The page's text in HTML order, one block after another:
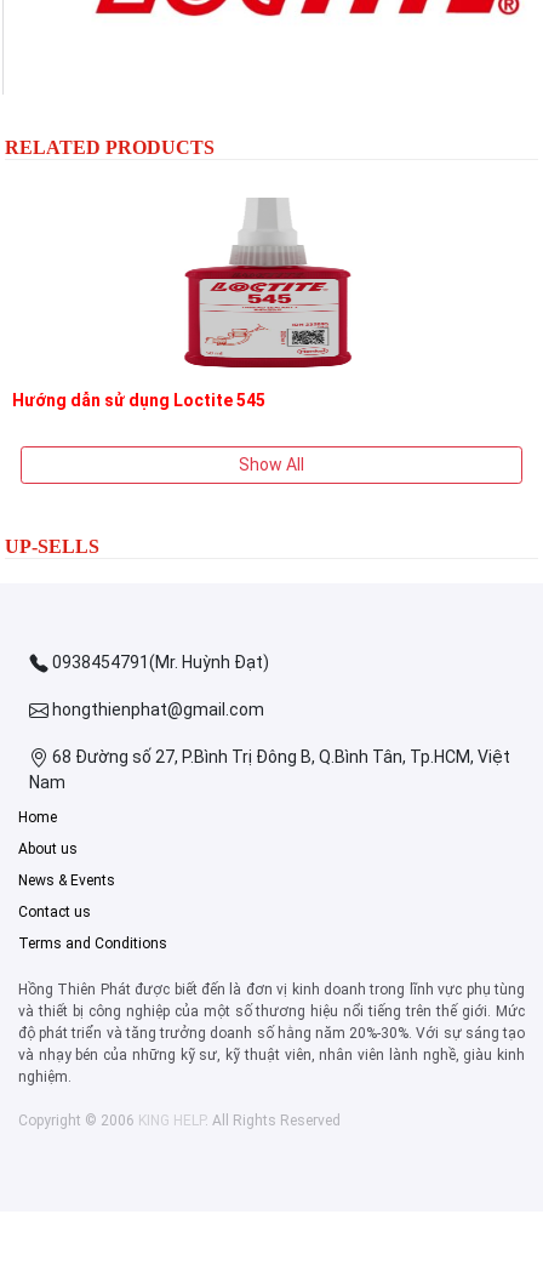
RELATED PRODUCTS
Hướng dẫn sử dụng Loctite 545
Show All
UP-SELLS
0938454791(Mr. Huỳnh Đạt)
hongthienphat@gmail.com
68 Đường số 27, P.Bình Trị Đông B, Q.Bình Tân, Tp.HCM, Việt
Nam
Home
About us
News & Events
Contact us
Terms and Conditions
Hồng Thiên Phát được biết đến là đơn vị kinh doanh trong lĩnh vực phụ tùng
và thiết bị công nghiệp của một số thương hiệu nổi tiếng trên thế giới. Mức
độ phát triển và tăng trưởng doanh số hằng năm 20%-30%. Với sự sáng tạo
và nhạy bén của những kỹ sư, kỹ thuật viên, nhân viên lành nghề, giàu kinh
nghiệm.
Copyright © 2006 KING HELP. All Rights Reserved